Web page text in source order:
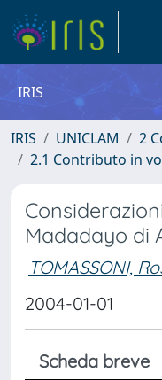
IRIS
IRIS UNICLAM
2
2.1 Contributo in
Madadayo di
TOMASSONI,
2004-01-01
Scheda breve